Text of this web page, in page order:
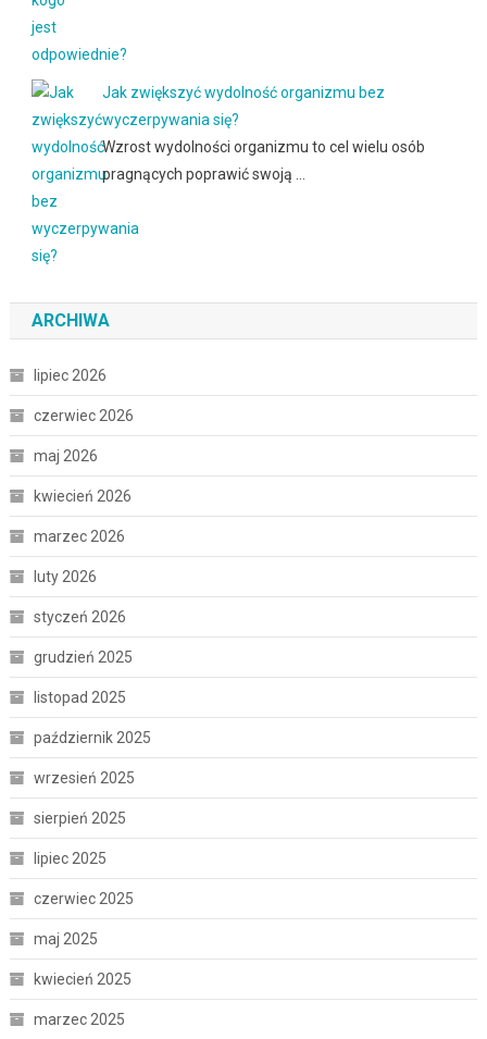
Jak zwiększyć wydolność organizmu bez
wyczerpywania się?
Wzrost wydolności organizmu to cel wielu osób
pragnących poprawić swoją …
ARCHIWA
lipiec 2026
czerwiec 2026
maj 2026
kwiecień 2026
marzec 2026
luty 2026
styczeń 2026
grudzień 2025
listopad 2025
październik 2025
wrzesień 2025
sierpień 2025
lipiec 2025
czerwiec 2025
maj 2025
kwiecień 2025
marzec 2025